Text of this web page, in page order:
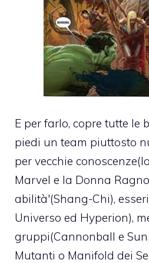
E per farlo, copre tutte le
piedi un team piuttosto
per vecchie
Marvel e la Donna
abilità'(Shang-Chi), esseri
Universo ed Hyperion),
gruppi(Cannonball e
Mutanti o Manifold dei